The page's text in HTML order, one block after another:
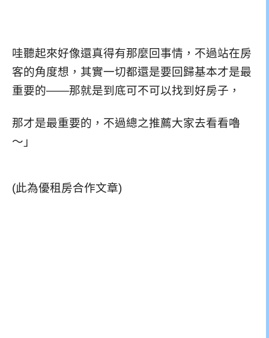
哇聽起來好像還真得有那麼回事情，不過站在房
客的角度想，其實一切都還是要回歸基本才是最
重要的——那就是到底可不可以找到好房子，
那才是最重要的，不過總之推薦大家去看看嚕
～」
(此為優租房合作文章)